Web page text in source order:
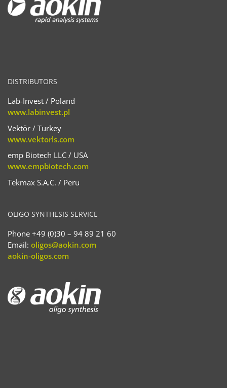
DISTRIBUTORS
Lab-Invest / Poland
www.labinvest.pl
Vektör / Turkey
www.vektorls.com
emp Biotech LLC / USA
www.empbiotech.com
Tekmax S.A.C. / Peru
OLIGO SYNTHESIS SERVICE
Phone +49 (0)30 – 94 89 21 60
Email: oligos@aokin.com
aokin-oligos.com